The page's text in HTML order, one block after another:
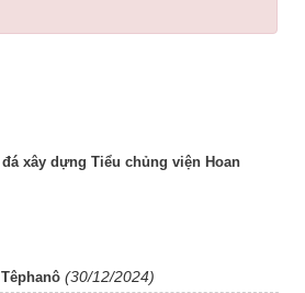
xây dựng Tiểu chủng viện Hoan
(30/12/2024)